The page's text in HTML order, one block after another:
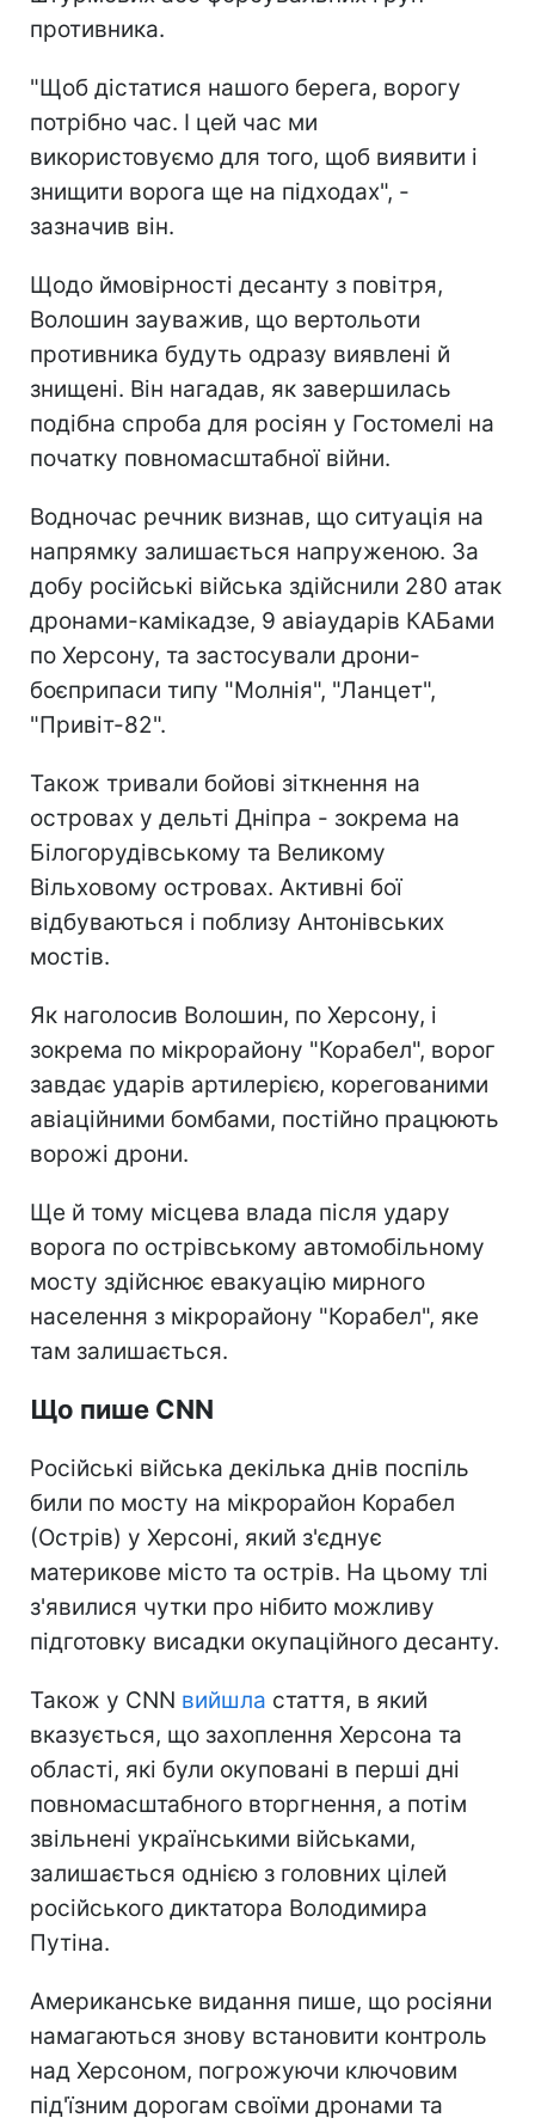
противника.
"Щоб дістатися нашого берега, ворогу
потрібно час. І цей час ми
використовуємо для того, щоб виявити і
знищити ворога ще на підходах", -
зазначив він.
Щодо ймовірності десанту з повітря,
Волошин зауважив, що вертольоти
противника будуть одразу виявлені й
знищені. Він нагадав, як завершилась
подібна спроба для росіян у Гостомелі на
початку повномасштабної війни.
Водночас речник визнав, що ситуація на
напрямку залишається напруженою. За
добу російські війська здійснили 280 атак
дронами-камікадзе, 9 авіаударів КАБами
по Херсону, та застосували дрони-
боєприпаси типу "Молнія", "Ланцет",
"Привіт-82".
Також тривали бойові зіткнення на
островах у дельті Дніпра - зокрема на
Білогорудівському та Великому
Вільховому островах. Активні бої
відбуваються і поблизу Антонівських
мостів.
Як наголосив Волошин, по Херсону, і
зокрема по мікрорайону "Корабел", ворог
завдає ударів артилерією, корегованими
авіаційними бомбами, постійно працюють
ворожі дрони.
Ще й тому місцева влада після удару
ворога по острівському автомобільному
мосту здійснює евакуацію мирного
населення з мікрорайону "Корабел", яке
там залишається.
Що пише CNN
Російські війська декілька днів поспіль
били по мосту на мікрорайон Корабел
(Острів) у Херсоні, який з'єднує
материкове місто та острів. На цьому тлі
з'явилися чутки про нібито можливу
підготовку висадки окупаційного десанту.
Також у CNN вийшла стаття, в який
вказується, що захоплення Херсона та
області, які були окуповані в перші дні
повномасштабного вторгнення, а потім
звільнені українськими військами,
залишається однією з головних цілей
російського диктатора Володимира
Путіна.
Американське видання пише, що росіяни
намагаються знову встановити контроль
над Херсоном, погрожуючи ключовим
під'їзним дорогам своїми дронами та